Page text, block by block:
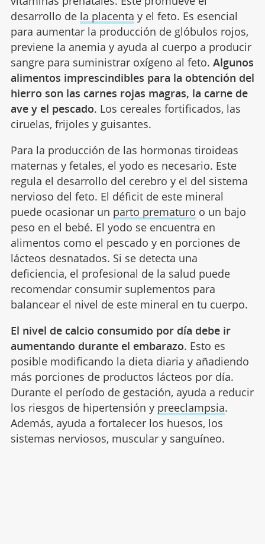
desarrollo de la placenta y el feto. Es esencial
para aumentar la producción de glóbulos rojos,
previene la anemia y ayuda al cuerpo a producir
sangre para suministrar oxígeno al feto. Algunos
alimentos imprescindibles para la obtención del
hierro son las carnes rojas magras, la carne de
ave y el pescado. Los cereales fortificados, las
ciruelas, frijoles y guisantes.
Para la producción de las hormonas tiroideas
maternas y fetales, el yodo es necesario. Este
regula el desarrollo del cerebro y el del sistema
nervioso del feto. El déficit de este mineral
puede ocasionar un parto prematuro o un bajo
peso en el bebé. El yodo se encuentra en
alimentos como el pescado y en porciones de
lácteos desnatados. Si se detecta una
deficiencia, el profesional de la salud puede
recomendar consumir suplementos para
balancear el nivel de este mineral en tu cuerpo.
El nivel de calcio consumido por día debe ir
aumentando durante el embarazo. Esto es
posible modificando la dieta diaria y añadiendo
más porciones de productos lácteos por día.
Durante el período de gestación, ayuda a reducir
los riesgos de hipertensión y preeclampsia.
Además, ayuda a fortalecer los huesos, los
sistemas nerviosos, muscular y sanguíneo.